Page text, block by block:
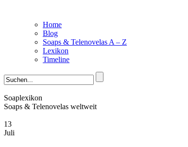
Home
Blog
Soaps & Telenovelas A – Z
Lexikon
Timeline
Soaplexikon
Soaps & Telenovelas weltweit
13
Juli